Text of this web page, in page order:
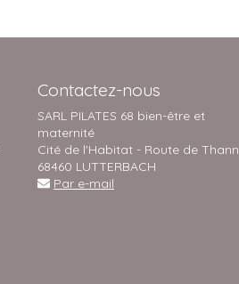
Contactez-nous
SARL PILATES 68 bien-être et
maternité
Cité de l'Habitat - Route de Thann
68460 LUTTERBACH
Par e-mail